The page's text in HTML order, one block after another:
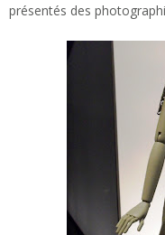
présentés des